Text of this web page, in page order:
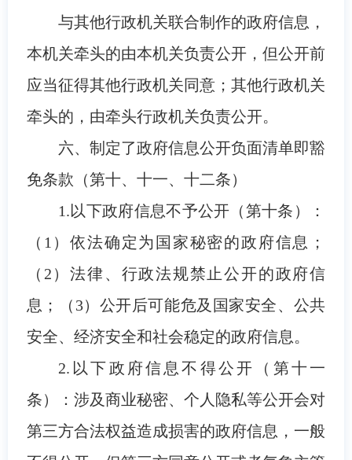
与其他行政机关联合制作的政府信息，
本机关牵头的由本机关负责公开，但公开前
应当征得其他行政机关同意；其他行政机关
牵头的，由牵头行政机关负责公开。
六、制定了政府信息公开负面清单即豁
免条款（第十、十一、十二条）
1.以下政府信息不予公开（第十条）：
（1）依法确定为国家秘密的政府信息；
（2）法律、行政法规禁止公开的政府信
息；（3）公开后可能危及国家安全、公共
安全、经济安全和社会稳定的政府信息。
2.以下政府信息不得公开（第十一
条）：涉及商业秘密、个人隐私等公开会对
第三方合法权益造成损害的政府信息，一般